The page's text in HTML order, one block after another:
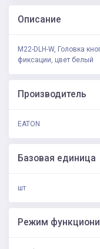
Описание
M22-DLH-W, Головка
фиксации, цвет белый
Производитель
EATON
Базовая единица
шт
Режим